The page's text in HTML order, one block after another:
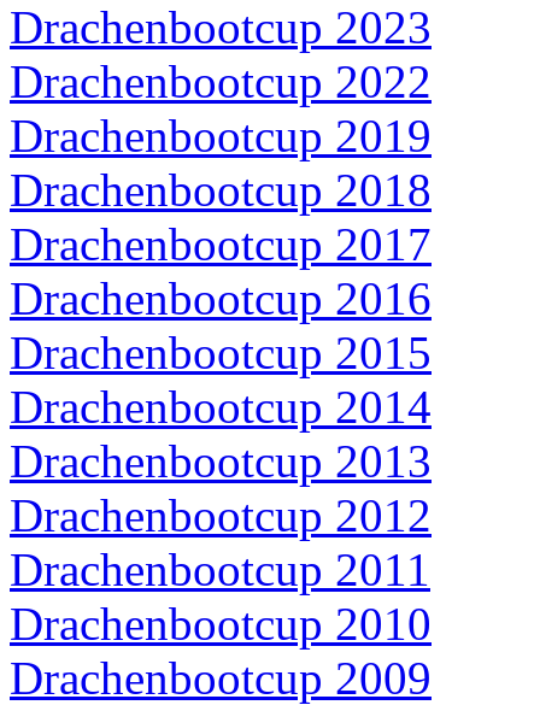
Drachenbootcup 2023
Drachenbootcup 2022
Drachenbootcup 2019
Drachenbootcup 2018
Drachenbootcup 2017
Drachenbootcup 2016
Drachenbootcup 2015
Drachenbootcup 2014
Drachenbootcup 2013
Drachenbootcup 2012
Drachenbootcup 2011
Drachenbootcup 2010
Drachenbootcup 2009